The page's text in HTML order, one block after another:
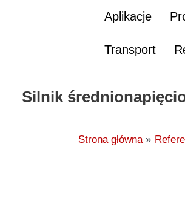
Aplikacje
Transport
Silnik
Strona główna